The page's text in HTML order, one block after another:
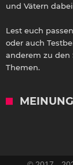
und Vätern
Lest euch
oder auch
anderem zu den
Themen.